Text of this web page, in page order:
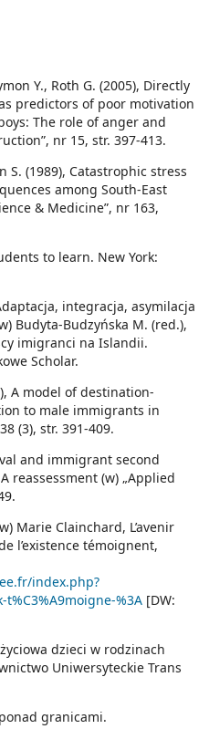
Y., Roth G. (2005), Directly
predictors of poor motivation
The role of anger and
nr 15, str. 397-413.
S. (1989), Catastrophic stress
among South-East
& Medicine”, nr 163,
to learn. New York:
integracja, asymilacja
Budyta-Budzyńska M. (red.),
imigranci na Islandii.
Scholar.
A model of destination-
to male immigrants in
(3), str. 391-409.
and immigrant second
reassessment (w) „Applied
Marie Clainchard, L’avenir
l’existence témoignent,
index.php?
%3A [DW:
dzieci w rodzinach
Uniwersyteckie Trans
granicami.